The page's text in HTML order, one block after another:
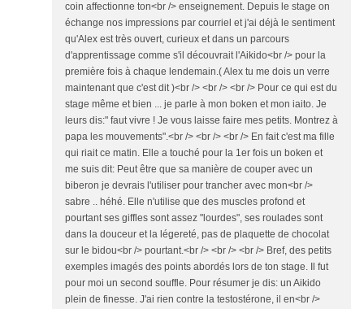
coin affectionne ton<br /> enseignement. Depuis le stage on
échange nos impressions par courriel et j'ai déjà le sentiment
qu'Alex est très ouvert, curieux et dans un parcours
d'apprentissage comme s'il découvrait l'Aikido<br /> pour la
première fois à chaque lendemain.( Alex tu me dois un verre
maintenant que c'est dit )<br /> <br /> <br /> Pour ce qui est du
stage même et bien ... je parle à mon boken et mon iaito. Je
leurs dis:" faut vivre ! Je vous laisse faire mes petits. Montrez à
papa les mouvements".<br /> <br /> <br /> En fait c'est ma fille
qui riait ce matin. Elle a touché pour la 1er fois un boken et
me suis dit: Peut être que sa manière de couper avec un
biberon je devrais l'utiliser pour trancher avec mon<br />
sabre .. héhé. Elle n'utilise que des muscles profond et
pourtant ses giffles sont assez "lourdes", ses roulades sont
dans la douceur et la légereté, pas de plaquette de chocolat
sur le bidou<br /> pourtant.<br /> <br /> <br /> Bref, des petits
exemples imagés des points abordés lors de ton stage. Il fut
pour moi un second souffle. Pour résumer je dis: un Aikido
plein de finesse. J'ai rien contre la testostérone, il en<br />